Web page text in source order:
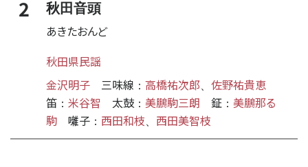
2 秋田音頭
あきたおんど
秋田県民謡
金沢明子
三味線 ： 高橋祐次郎
佐野祐貴恵
笛 ： 米谷智 太鼓 ： 美鵬駒三朗 鉦 ： 美鵬那る
駒
囃子 ： 西田和枝 西田美智枝